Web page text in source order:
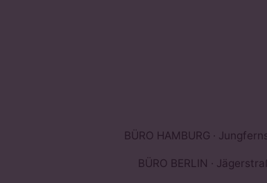
BÜRO HAMBURG ·
BÜRO BERLIN ·